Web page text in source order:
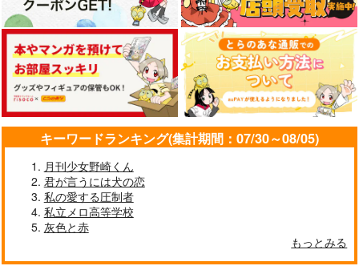
初戀綴り -にど寝 再録
集-
にど寝
1,572円（税込）
山姥切国広×山姥切長義
サンプル
作品詳細
まにのいるまに、はら
のなる2
Chocolate jam
715円（税込）
山姥切国広×山姥切長義
サンプル
作品詳細
魚座再録集 いつかの
話をしよう
魚座
3,128円（税込）
山姥切国広×山姥切長義
サンプル
作品詳細
サンプル
カート
サンプル
カート
サンプル
カート
娘はやらん!!!
Retake！
持てるものなら与えて
欲しい
キーワードランキング(集計期間：07/30～08/05)
月刊少女野崎くん
君が言うには犬の恋
私の愛する圧制者
私立メロ高等学校
灰色と赤
もっとみる